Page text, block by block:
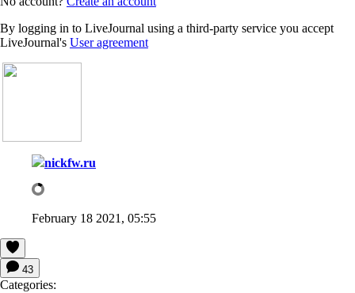
By logging in to LiveJournal using a third-party service you accept
LiveJournal's User agreement
nickfw.ru
February 18 2021, 05:55
43
Categories: